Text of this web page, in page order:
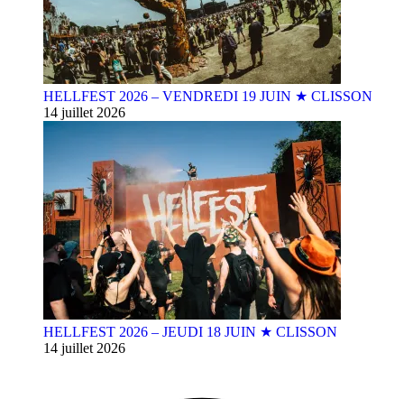
HELLFEST 2026 – VENDREDI 19 JUIN ★ CLISSON
14 juillet 2026
HELLFEST 2026 – JEUDI 18 JUIN ★ CLISSON
14 juillet 2026